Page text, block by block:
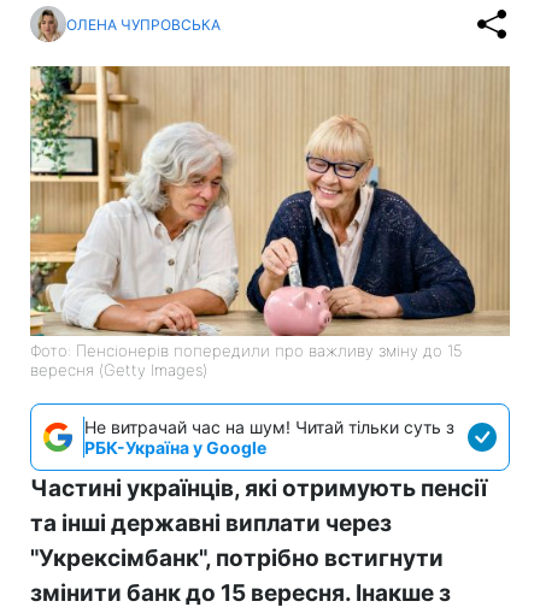
ОЛЕНА ЧУПРОВСЬКА
Фото: Пенсіонерів попередили про важливу зміну до 15
вересня (Getty Images)
Не витрачай час на шум! Читай тільки суть з
РБК-Україна у Google
Частині українців, які отримують пенсії
та інші державні виплати через
"Укрексімбанк", потрібно встигнути
змінити банк до 15 вересня. Інакше з